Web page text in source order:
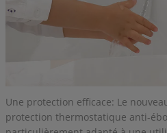
Une protection efficace: Le
protection thermostatique anti-